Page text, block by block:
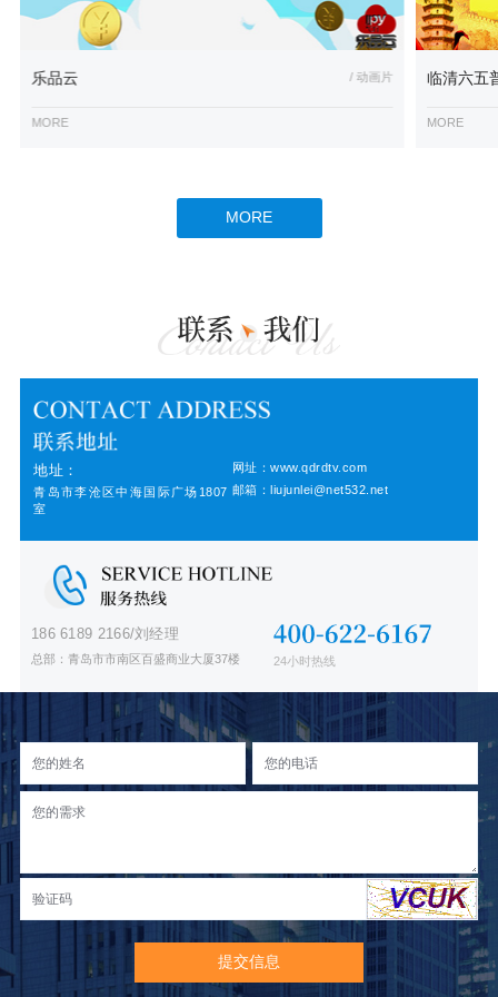
乐品云 / 动画片
MORE
临清六五
MORE
MORE
地址：
青岛市李沧区中海国际广场1807
室
网址：www.qdrdtv.com
邮箱：liujunlei@net532.net
186 6189 2166/刘经理
总部：青岛市市南区百盛商业大厦37楼 24小时热线